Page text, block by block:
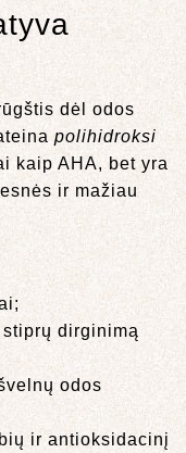
dėl odos
polihidroksi
kaip AHA, bet yra
ir mažiau
dirginimą
odos
ir antioksidacinį